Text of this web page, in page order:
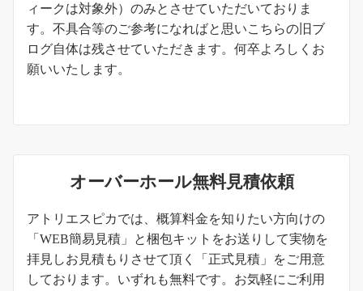
ィークは対象外）のみとさせていただいておりま
す。不具合等のご参考になればと思いこちらの旧ブ
ログ自体は残させていただきます。何卒よろしくお
願いいたします。
オーバーホール無料見積依頼
アトリエスピカでは、概算料金を知りたい方向けの
「WEB簡易見積」と梱包キットをお送りして実物を
拝見しお見積もりさせて頂く「正式見積」をご用意
しております。いずれも無料です。お気軽にご利用